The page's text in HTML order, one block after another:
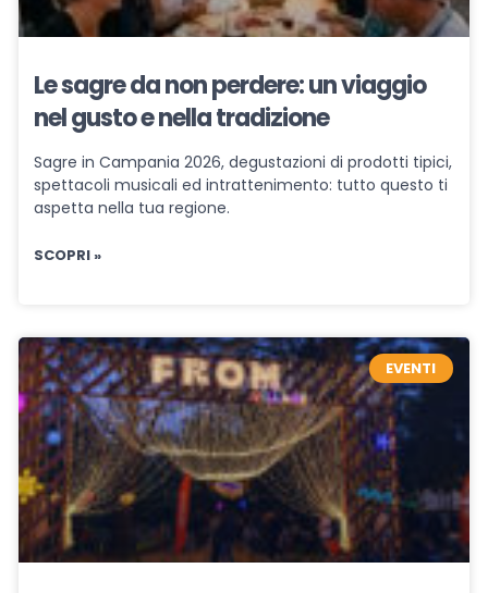
Le sagre da non perdere: un viaggio
nel gusto e nella tradizione
Sagre in Campania 2026, degustazioni di prodotti tipici,
spettacoli musicali ed intrattenimento: tutto questo ti
aspetta nella tua regione.
SCOPRI »
EVENTI